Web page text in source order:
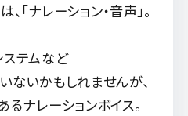
「ナレーション・音声」。
テムなど
ないかもしれませんが、
ナレーションボイス。